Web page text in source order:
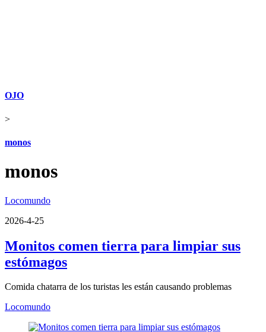
OJO
>
monos
monos
Locomundo
2026-4-25
Monitos comen tierra para limpiar sus
estómagos
Comida chatarra de los turistas les están causando problemas
Locomundo